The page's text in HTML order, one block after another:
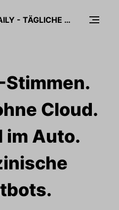
KI-BRIEFING DAILY - TÄGLICHE KI-NEWS IN 5 MINUTEN
Stimmen.
Cloud.
im Auto.